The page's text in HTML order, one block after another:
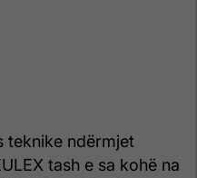
teknike ndërmjet
tash e sa kohë na